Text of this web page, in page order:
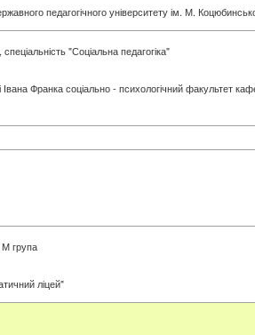
педагогічного університету ім. М.
"Соціальна педагогіка"
Франка соціально - психологічний факультет
група
ліцей"